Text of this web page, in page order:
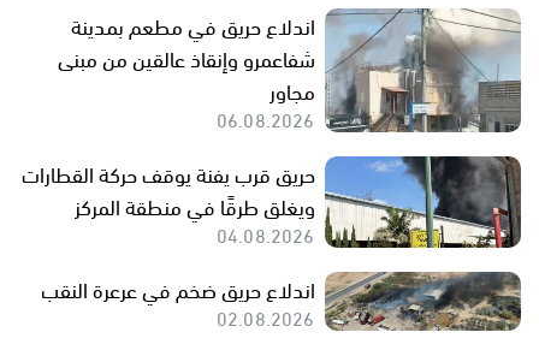
اندلاع حريق في مطعم بمدينة
شفاعمرو وإنقاذ عالقين من مبنى
مجاور
06.08.2026
حريق قرب يفنة يوقف حركة القطارات
ويغلق طرقًا في منطقة المركز
04.08.2026
اندلاع حريق ضخم في عرعرة النقب
02.08.2026